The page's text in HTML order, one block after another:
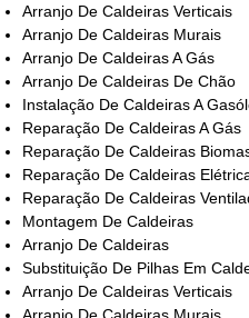
Arranjo De Caldeiras Verticais
Arranjo De Caldeiras Murais
Arranjo De Caldeiras A Gás
Arranjo De Caldeiras De Chão
Instalação De Caldeiras A
Reparação De Caldeiras A Gás
Reparação De Caldeiras
Reparação De Caldeiras
Reparação De Caldeiras
Montagem De Caldeiras
Arranjo De Caldeiras
Substituição De Pilhas Em
Arranjo De Caldeiras Verticais
Arranjo De Caldeiras Murais